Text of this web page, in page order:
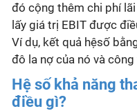
đó cộng thêm chi phí
lấy giá trị EBIT được
Ví dụ, kết quả hệsố
đô la nợ của nó và
Hệ số khả năng
điều gì?